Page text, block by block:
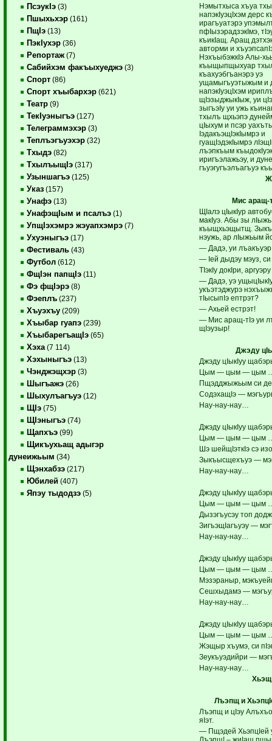
ПсэукIэ (3)
Пшыхьхэр (161)
ПщIэ (13)
ПэкIухэр (36)
Репортаж (7)
Сабийхэм факъыхуеджэ (3)
Спорт (86)
Спорт хъыбархэр (621)
Театр (9)
ТекIуэныгъэ (127)
Телеграммэхэр (3)
Теплъэгъуэхэр (32)
Тхыдэ (82)
ТхылъыщIэ (317)
Узыншагъэ (125)
Указ (157)
Унафэ (13)
УнафэщIым и псалъэ (1)
УпщIэхэмрэ жэуапхэмрэ (7)
Ухуэныгъэ (17)
Фестиваль (43)
Футбол (612)
ФщIэн папщIэ (11)
Фэ фщIэрэ (8)
Фэеплъ (237)
Хъуэхъу (209)
Хъыбар гуапэ (239)
ХъыбарегъащIэ (65)
Хэха (7 114)
Хэхыныгъэ (13)
Чэнджэщхэр (3)
Шыгъажэ (26)
Шыхулъагъуэ (12)
ЩIэ (75)
ЩIэныгъэ (74)
Щапхъэ (99)
Щикъухьащ адыгэр
дунеижьым (34)
Щэнхабзэ (217)
Юбилей (407)
Япэу тыдодзэ (5)
Нэмытхыса хъуа
напэкIуэцIхэм дерс
ирагъуатэрэ
пфIызэрадзэкIмэ,
къикIащ. Аращ
авторми и
НэхъыбэжкIэ Алы-
къыщыпщыхуар
къахуэбгъанэрэ уэ
ущамыгъуэтыжым и
напэкIуэцIхэм
щIэзыджыкIыж, уи
зыгъэIу уи ужь
тхылъ щхьэпэ
цIыхум и псэр
IэдакъэщIэкIымрэ и
гуащIэдэкIымрэ
лъэпкъым
иригъэлажьэу, и
гъуэгугъэлъагъуэ
Мис аращ-
ЩIалэ цIыкIур
макIуэ. Абы зы лIыжь
къыщхьэщытщ.
нэужь, ар лIыжьым
— Дадэ, уи лъакъуэр
— Iей дыдэу мэуз,
ТIэкIу докIри,
— Дадэ, уэ
укъэтэджурэ
тIысыпIэ ептрэт?
— Ахьей естрэт!
— Мис аращ-тIэ уи
щIэузыр!
Джэду
Джэду цIыкIуу
Цым — цым — цым
Пщэдджыжьым си
СодэхащIэ —
Нау-нау-нау…
Джэду цIыкIуу
Цым — цым — цым
Шэ шейщIэткIэ сэ
Зыкъысщехъуэ —
Нау-нау-нау…
Джэду цIыкIуу
Цым — цым — цым
Дызэгъусэу топ
ЗигъэщIагъуэу —
Нау-нау-нау…
Джэду цIыкIуу
Цым — цым — цым
Мэзэраныр,
Сешхыдамэ —
Нау-нау-нау…
Джэду цIыкIуу
Цым — цым — цым
Жэщыр хъумэ, си
Зеукъуэдийри —
Нау-нау-нау…
Лъэпщ и
Лъэпщ и цIэу
яIэт.
— Пщэдей ХьэпцIей